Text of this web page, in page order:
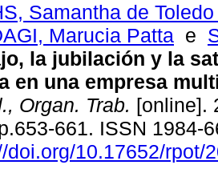
Samantha de
Marucia Patta e
la jubilación y la
en una empresa
Organ. Trab. [online].
661. ISSN 1984-
doi.org/10.17652/rpot/